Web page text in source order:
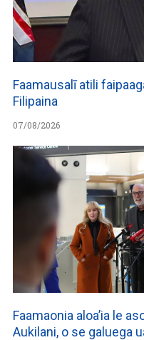
Faamausalī atili
Filipaina
07/08/2026
Faamaonia aloa’ia le
Aukilani, o se galuega